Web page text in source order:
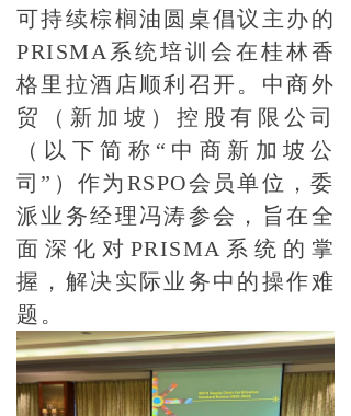
可持续棕榈油圆桌倡议主办的
PRISMA系统培训会在桂林香
格里拉酒店顺利召开。中商外
贸（新加坡）控股有限公司
（以下简称“中商新加坡公
司”）作为RSPO会员单位，委
派业务经理冯涛参会，旨在全
面深化对PRISMA系统的掌
握，解决实际业务中的操作难
题。